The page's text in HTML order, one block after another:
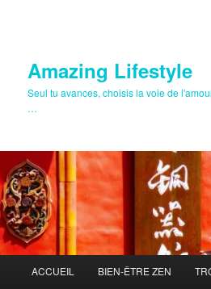
Amazing Lifestyle
Seul tu avances, choisis la voie de
…
principal
ACCUEIL BIEN-ÊTRE ZEN